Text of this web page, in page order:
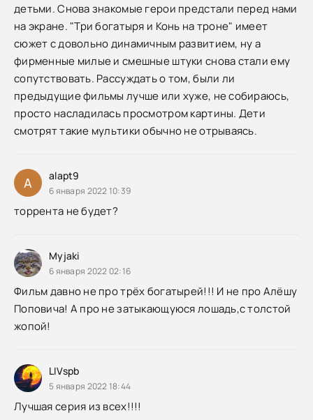
детьми. Снова знакомые герои предстали перед нами
на экране. "Три богатыря и Конь на троне" имеет
сюжет с довольно динамичным развитием, ну а
фирменные милые и смешные штуки снова стали ему
сопутствовать. Рассуждать о том, были ли
предыдущие фильмы лучше или хуже, не собираюсь,
просто насладилась просмотром картины. Дети
смотрят такие мультики обычно не отрываясь.
A alapt9
6 января 2022 10:39
торрента не будет?
Myjaki
6 января 2022 02:16
Фильм давно не про трёх богатырей!!! И не про Алёшу
Поповича! А про не затыкающуюся лошадь,с толстой
жопой!
LIVspb
5 января 2022 18:44
Лучшая серия из всех!!!!